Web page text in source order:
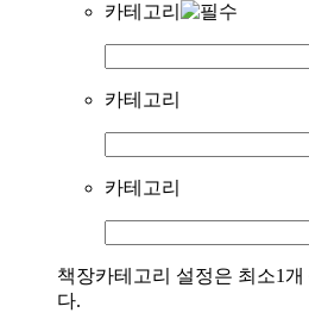
카테고리
카테고리
카테고리
책장카테고리 설정은 최소1개
다.